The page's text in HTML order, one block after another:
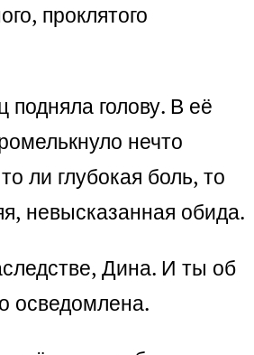
проклятого
голову. В её
нечто
ли глубокая боль, то
невысказанная обида.
Дина. И ты об
осведомлена.